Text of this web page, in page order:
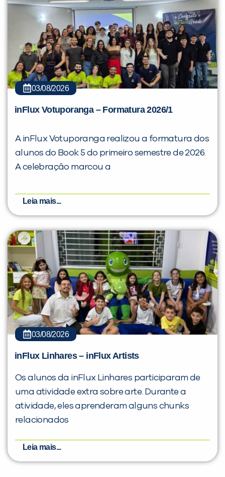
03/08/2026
inFlux Votuporanga – Formatura 2026/1
A inFlux Votuporanga realizou a formatura dos
alunos do Book 5 do primeiro semestre de 2026.
A celebração marcou a
Leia mais...
03/08/2026
inFlux Linhares – inFlux Artists
Os alunos da inFlux Linhares participaram de
uma atividade extra sobre arte. Durante a
atividade, eles aprenderam alguns chunks
relacionados
Leia mais...